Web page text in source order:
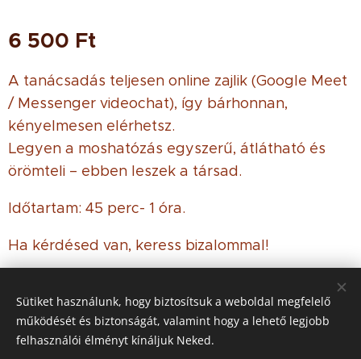
6 500 Ft
A tanácsadás teljesen online zajlik (Google Meet
/ Messenger videochat), így bárhonnan,
kényelmesen elérhetsz.
Legyen a moshatózás egyszerű, átlátható és
örömteli – ebben leszek a társad.
Időtartam: 45 perc- 1 óra.
Ha kérdésed van, keress bizalommal!
© 2021 Minden jog
fenntartva
Sütiket használunk, hogy biztosítsuk a weboldal megfelelő
működését és biztonságát, valamint hogy a lehető legjobb
felhasználói élményt kínáljuk Neked.